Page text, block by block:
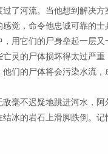
了河流。当他想到解决
觉，命令他忠诚可靠的士
用它们的尸身垒起一层
灵的尸体损坏得太过严
们的尸体将会污染水流，
毫不迟疑地跳进河水，
冰的岩石上滑脚跌倒。